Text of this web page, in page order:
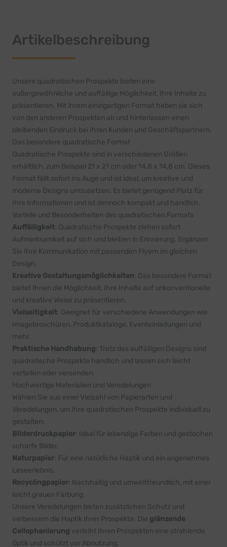
Artikelbeschreibung
Unsere quadratischen Prospekte bieten eine
außergewöhnliche und auffällige Möglichkeit, Ihre Inhalte zu
präsentieren. Mit ihrem einzigartigen Format heben sie sich
von den anderen Prospekten ab und hinterlassen einen
bleibenden Eindruck bei Ihren Kunden und Geschäftspartnern.
Das besondere quadratische Format
Quadratische Prospekte sind in verschiedenen Größen
erhältlich, zum Beispiel 21 x 21 cm oder 14,8 x 14,8 cm. Dieses
Format fällt sofort ins Auge und ist ideal, um kreative und
moderne Designs umzusetzen. Es bietet genügend Platz für
Ihre Informationen und ist dennoch kompakt und handlich.
Vorteile und Besonderheiten des quadratischen Formats
Auffälligkeit: Quadratische Prospekte ziehen sofort
Aufmerksamkeit auf sich und bleiben in Erinnerung. Ergänzen
Sie Ihre Kommunikation mit passenden Flyern im gleichen
Design.
Kreative Gestaltungsmöglichkeiten: Das besondere Format
bietet Ihnen die Möglichkeit, Ihre Inhalte auf unkonventionelle
und kreative Weise zu präsentieren.
Vielseitigkeit: Geeignet für verschiedene Anwendungen wie
Imagebroschüren, Produktkataloge, Eventeinladungen und
mehr.
Praktische Handhabung: Trotz des auffälligen Designs sind
quadratische Prospekte handlich und lassen sich leicht
verteilen oder versenden.
Hochwertige Materialien und Veredelungen
Wählen Sie aus einer Vielzahl von Papierarten und
Veredelungen, um Ihre quadratischen Prospekte individuell zu
gestalten:
Bilderdruckpapier: Ideal für lebendige Farben und gestochen
scharfe Bilder.
Naturpapier: Für eine natürliche Haptik und ein angenehmes
Leseerlebnis.
Recyclingpapier: Nachhaltig und umweltfreundlich, mit einer
leicht grauen Färbung.
Unsere Veredelungen bieten zusätzlichen Schutz und
verbessern die Haptik Ihrer Prospekte. Die glänzende
Cellophanierung verleiht Ihren Prospekten eine strahlende
Optik und schützt vor Abnutzung.